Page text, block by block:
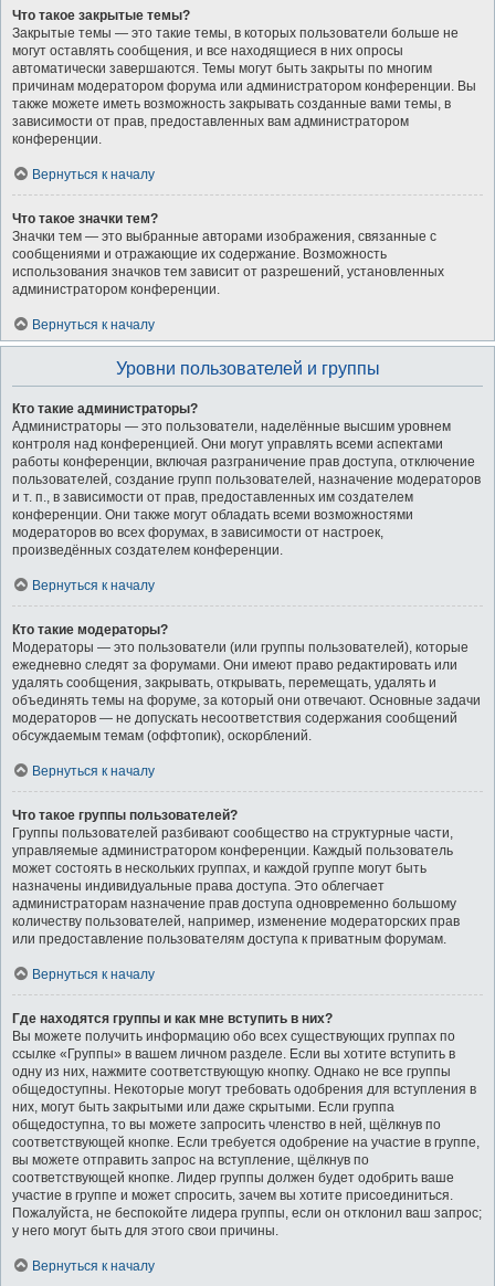
Что такое закрытые темы?
Закрытые темы — это такие темы, в которых пользователи больше не
могут оставлять сообщения, и все находящиеся в них опросы
автоматически завершаются. Темы могут быть закрыты по многим
причинам модератором форума или администратором конференции. Вы
также можете иметь возможность закрывать созданные вами темы, в
зависимости от прав, предоставленных вам администратором
конференции.
Вернуться к началу
Что такое значки тем?
Значки тем — это выбранные авторами изображения, связанные с
сообщениями и отражающие их содержание. Возможность
использования значков тем зависит от разрешений, установленных
администратором конференции.
Вернуться к началу
Уровни пользователей и группы
Кто такие администраторы?
Администраторы — это пользователи, наделённые высшим уровнем
контроля над конференцией. Они могут управлять всеми аспектами
работы конференции, включая разграничение прав доступа, отключение
пользователей, создание групп пользователей, назначение модераторов
и т. п., в зависимости от прав, предоставленных им создателем
конференции. Они также могут обладать всеми возможностями
модераторов во всех форумах, в зависимости от настроек,
произведённых создателем конференции.
Вернуться к началу
Кто такие модераторы?
Модераторы — это пользователи (или группы пользователей), которые
ежедневно следят за форумами. Они имеют право редактировать или
удалять сообщения, закрывать, открывать, перемещать, удалять и
объединять темы на форуме, за который они отвечают. Основные задачи
модераторов — не допускать несоответствия содержания сообщений
обсуждаемым темам (оффтопик), оскорблений.
Вернуться к началу
Что такое группы пользователей?
Группы пользователей разбивают сообщество на структурные части,
управляемые администратором конференции. Каждый пользователь
может состоять в нескольких группах, и каждой группе могут быть
назначены индивидуальные права доступа. Это облегчает
администраторам назначение прав доступа одновременно большому
количеству пользователей, например, изменение модераторских прав
или предоставление пользователям доступа к приватным форумам.
Вернуться к началу
Где находятся группы и как мне вступить в них?
Вы можете получить информацию обо всех существующих группах по
ссылке «Группы» в вашем личном разделе. Если вы хотите вступить в
одну из них, нажмите соответствующую кнопку. Однако не все группы
общедоступны. Некоторые могут требовать одобрения для вступления в
них, могут быть закрытыми или даже скрытыми. Если группа
общедоступна, то вы можете запросить членство в ней, щёлкнув по
соответствующей кнопке. Если требуется одобрение на участие в группе,
вы можете отправить запрос на вступление, щёлкнув по
соответствующей кнопке. Лидер группы должен будет одобрить ваше
участие в группе и может спросить, зачем вы хотите присоединиться.
Пожалуйста, не беспокойте лидера группы, если он отклонил ваш запрос;
у него могут быть для этого свои причины.
Вернуться к началу